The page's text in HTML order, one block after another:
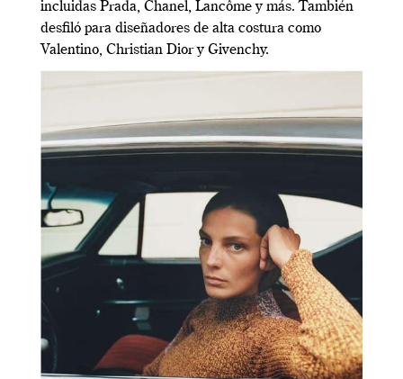
incluidas Prada, Chanel, Lancôme y más. También
desfiló para diseñadores de alta costura como
Valentino, Christian Dior y Givenchy.